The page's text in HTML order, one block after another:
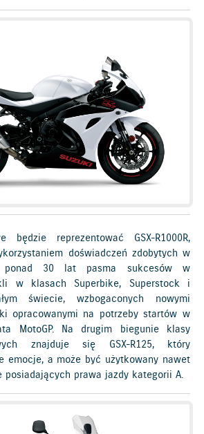
będzie reprezentować GSX-R1000R,
doświadczeń zdobytych w
ponad 30 lat pasma sukcesów w
w klasach Superbike, Superstock i
świecie, wzbogaconych nowymi
opracowanymi na potrzeby startów w
MotoGP. Na drugim biegunie klasy
znajduje się GSX-R125, który
emocje, a może być użytkowany nawet
posiadających prawa jazdy kategorii A.